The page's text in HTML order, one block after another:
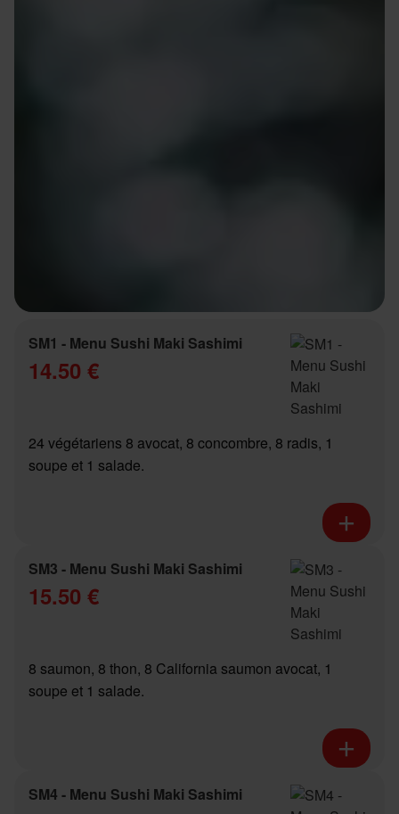
SM1 - Menu Sushi Maki Sashimi
14.50 €
24 végétariens 8 avocat, 8 concombre, 8 radis, 1
soupe et 1 salade.
SM3 - Menu Sushi Maki Sashimi
15.50 €
8 saumon, 8 thon, 8 California saumon avocat, 1
soupe et 1 salade.
SM4 - Menu Sushi Maki Sashimi